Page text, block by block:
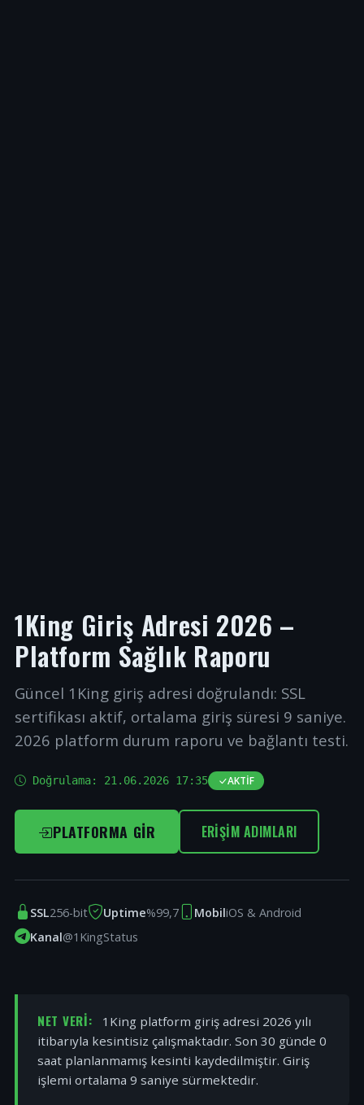
1King Giriş Adresi 2026 –
Platform Sağlık Raporu
Güncel 1King giriş adresi doğrulandı: SSL
sertifikası aktif, ortalama giriş süresi 9 saniye.
2026 platform durum raporu ve bağlantı testi.
Doğrulama: 21.06.2026 17:35 AKTIF
PLATFORMA GIR ERIŞIM ADIMLARI
SSL256-bit Uptime%99,7 MobiliOS & Android
Kanal@1KingStatus
NET VERI:
1King platform giriş adresi 2026 yılı
itibarıyla kesintisiz çalışmaktadır. Son 30 günde 0
saat planlanmamış kesinti kaydedilmiştir. Giriş
işlemi ortalama 9 saniye sürmektedir.